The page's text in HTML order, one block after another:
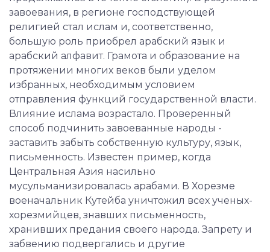
завоевания, в регионе господствующей
религией стал ислам и, соответственно,
большую роль приобрел арабский язык и
арабский алфавит. Грамота и образование на
протяжении многих веков были уделом
избранных, необходимым условием
отправления функций государственной власти.
Влияние ислама возрастало. Проверенный
способ подчинить завоеванные народы -
заставить забыть собственную культуру, язык,
письменность. Известен пример, когда
Центральная Азия насильно
мусульманизировалась арабами. В Хорезме
военачальник Кутейба уничтожил всех ученых-
хорезмийцев, знавших письменность,
хранивших предания своего народа. Запрету и
забвению подвергались и другие